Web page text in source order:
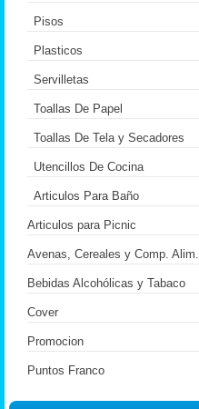
Pisos
Plasticos
Servilletas
Toallas De Papel
Toallas De Tela y Secadores
Utencillos De Cocina
Articulos Para Baño
Articulos para Picnic
Avenas, Cereales y Comp. Alim.
Bebidas Alcohólicas y Tabaco
Cover
Promocion
Puntos Franco